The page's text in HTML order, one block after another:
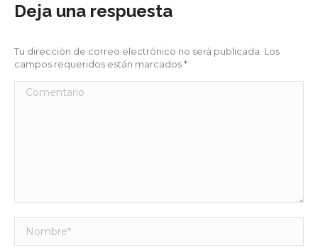
Deja una respuesta
Tu dirección de correo electrónico no será publicada. Los
campos requeridos están marcados*
Comentario
Nombre *